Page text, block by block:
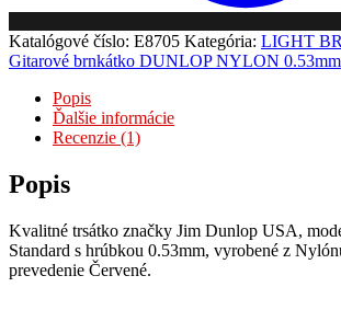
Katalógové číslo: E8705 Kategória: LIGHT
Gitarové brnkátko DUNLOP NYLON 0.53mm
Popis
Ďalšie informácie
Recenzie (1)
Popis
Kvalitné trsátko značky Jim Dunlop USA,
Standard s hrúbkou 0.53mm, vyrobené z
prevedenie Červené.